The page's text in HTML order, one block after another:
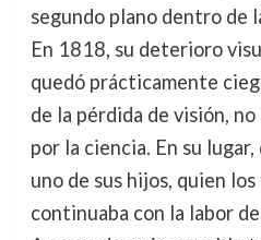
segundo plano dentro de
En 1818, su deterioro
quedó prácticamente
de la pérdida de visión,
por la ciencia. En su
uno de sus hijos, quien
continuaba con la labor